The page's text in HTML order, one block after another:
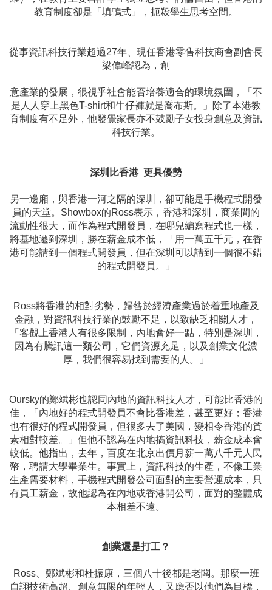
教育制度卻是「填鴨式」，扼殺學生思考空間。
從事資訊科技行業超過27年、現任香港零售科技商會副會長
梁偉峰認為，創
意產業的發展，很視乎社會能否培養適合的環境氛圍，「不
是人人穿上黑色T-shirt和牛仔褲就是喬布斯。」除了本港教
育制度有不足外，他發覺家長亦不鼓勵子女投身創意及資訊
科技行業。
深圳比香港 更具優勢
另一邊廂，與香港一河之隔的深圳，卻可能是手機程式開發
員的天堂。Showbox的Ross表示，香港和深圳，商業間的
流動性很大，而作為程式開發員，在哪兒編寫程式也一樣，
將基地遷到深圳，勝在薪金成本低，「用一萬五千元，在香
港可能請到一個程式開發員，但在深圳可以請到一個很不錯
的程式開發員。」
Ross將香港的相對劣勢，歸咎於經濟產業過於着重地產及
金融，對資訊科技行業的鼓勵不足，以致缺乏相關人才，
「客觀上香港人有很多限制，內地會好一點，特別是深圳，
因為有騰訊這一類公司，它們資源充足，以及創業文化濃
厚，我們很容易找到需要的人。」
Oursky的鄭斌彬也認同內地的資訊科技人才，可能比香港的
佳，「內地好的程式開發員不會比香港差，甚至更好；香港
也有很好的程式開發員，但很多去了美國，變相令香港的質
素相對較差。」但他不認為在內地搞資訊科技，薪金成本會
較低。他指出，去年，百度在北京出價月薪一萬八千元人民
幣，聘請大學畢業生。事實上，資訊科技的生產，不像工業
生產需要材料，手機程式開發公司面對的主要營運成本，只
有員工薪金，故他認為在內地或香港開公司，面對的整體成
本相差不遠。
創業還是打工？
Ross、鄭斌彬和杜振康，三個八十後都是老闆。那麼一班
自詡技術高超、創意無限的年輕人，又應否以他們為目標，